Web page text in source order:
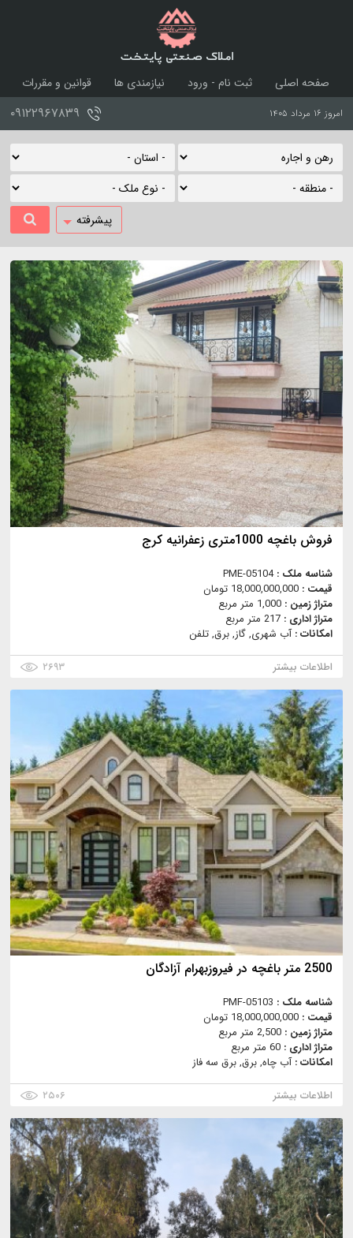
املاک صنعتی پایتخت
صفحه اصلی ثبت نام - ورود نیازمندی ها
قوانین و مقررات
امروز ۱۶ مرداد ۱۴۰۵ ۰۹۱۲۲۹۶۷۸۳۹
پیشرفته
فروش باغچه 1000متری زعفرانیه کرج
شناسه ملک :PME-05104
قیمت : 18,000,000,000 تومان
متراژ زمین : 1,000 متر مربع
متراژ اداری : 217 متر مربع
امکانات :آب شهری, گاز, برق, تلفن
اطلاعات بیشتر
۲۶۹۳
2500 متر باغچه در فیروزبهرام آزادگان
شناسه ملک : PMF-05103
قیمت : 18,000,000,000 تومان
متراژ زمین : 2,500 متر مربع
متراژ اداری : 60 متر مربع
امکانات :آب چاه, برق, برق سه فاز
اطلاعات بیشتر
۲۵۰۶